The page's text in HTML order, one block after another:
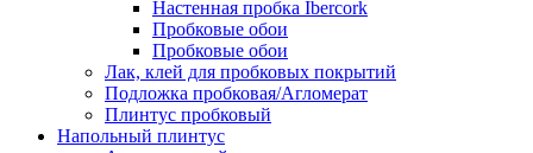
Настенная пробка Ibercork
Пробковые обои
Пробковые обои
Лак, клей для пробковых покрытий
Подложка пробковая/Агломерат
Плинтус пробковый
Напольный плинтус